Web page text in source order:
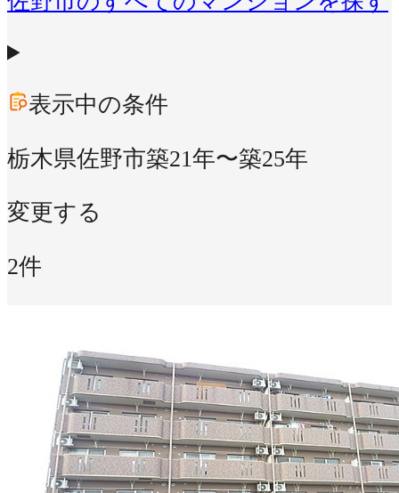
表示中の条件
栃木県佐野市築21年〜築25年
変更する
2件